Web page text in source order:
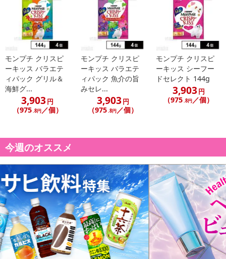
モンプチ クリスピ
ーキッス バラエテ
ィパック グリル＆
海鮮グ...
3,903円
（975.8円／個）
モンプチ クリスピ
ーキッス バラエテ
ィパック 魚介の旨
みセレ...
3,903円
（975.8円／個）
モンプチ クリスピ
ーキッス シーフー
ドセレクト 144g
3,903円
（975.8円／個）
今週のオススメ